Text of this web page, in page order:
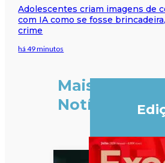
Adolescentes criam imagens de
com IA como se fosse
crime
há 49 minutos
Mais
Notícias